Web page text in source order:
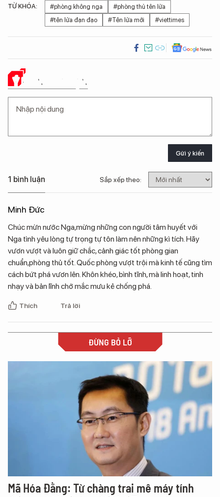
TỪ KHÓA: #phòng không nga
#phòng thủ tên lửa
#tên lửa đạn đạo
#Tên lửa mới #viettimes
Ý KIẾN CỦA BẠN
Gửi ý kiến
1 bình luận Sắp xếp theo:
Minh Đức
Chúc mừn nước Nga,mừng những con người tâm huyết với
Nga tình yêu lòng tự trọng tự tôn làm nên những kì tích. Hãy
vươn vượt và luôn giữ chắc, cảnh giác tốt phòng gian
chuẩn,phòng thủ tốt. Quốc phòng vượt trội mà kinh tế cũng tìm
cách bứt phá vươn lên. Khôn khéo, bình tĩnh, mà linh hoạt, tinh
nhạy và bản lĩnh chớ mắc mưu kẻ chống phá.
Thích Trả lời
ĐỪNG BỎ LỠ
Mã Hóa Đằng: Từ chàng trai mê máy tính